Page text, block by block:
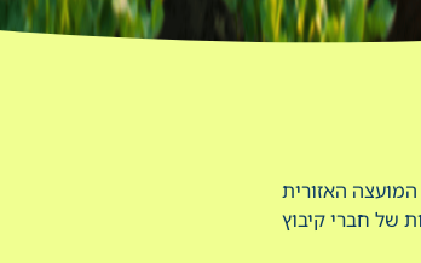
האזורית
הקיבוץ מונה כ-35 משפחות של חברי קיבוץ